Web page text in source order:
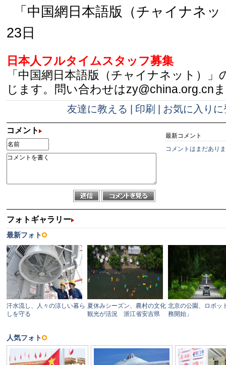
「中国網日本語版（チャイナネ
23日
日本人フルタイムスタッフ募集
「中国網日本語版（チャイナネット）」
じます。問い合わせはzy@china.org.cn
友達に教える 印刷 お気に入りに
コメント
最新コメント
コメントはまだあり